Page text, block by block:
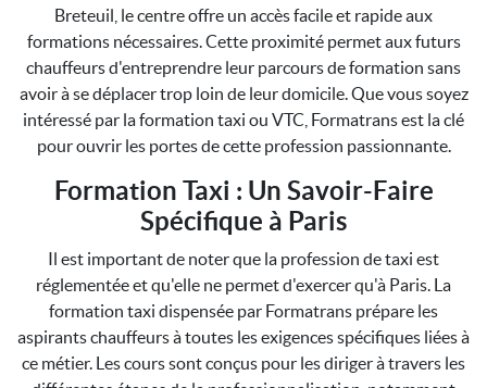
Breteuil, le centre offre un accès facile et rapide aux
formations nécessaires. Cette proximité permet aux futurs
chauffeurs d'entreprendre leur parcours de formation sans
avoir à se déplacer trop loin de leur domicile. Que vous soyez
intéressé par la formation taxi ou VTC, Formatrans est la clé
pour ouvrir les portes de cette profession passionnante.
Formation Taxi : Un Savoir-Faire
Spécifique à Paris
Il est important de noter que la profession de taxi est
réglementée et qu'elle ne permet d'exercer qu'à Paris. La
formation taxi dispensée par Formatrans prépare les
aspirants chauffeurs à toutes les exigences spécifiques liées à
ce métier. Les cours sont conçus pour les diriger à travers les